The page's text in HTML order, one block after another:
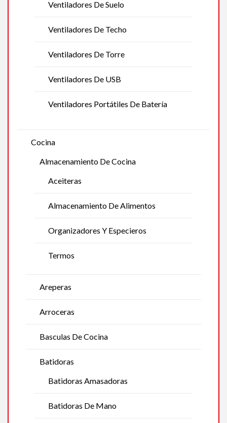
Ventiladores De Suelo
Ventiladores De Techo
Ventiladores De Torre
Ventiladores De USB
Ventiladores Portátiles De Batería
Cocina
Almacenamiento De Cocina
Aceiteras
Almacenamiento De Alimentos
Organizadores Y Especieros
Termos
Areperas
Arroceras
Basculas De Cocina
Batidoras
Batidoras Amasadoras
Batidoras De Mano